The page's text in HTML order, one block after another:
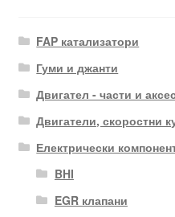
FAP катализатори
Гуми и джанти
Двигател - части и
Двигатели, скоростни
Електрически
BHI
EGR клапани